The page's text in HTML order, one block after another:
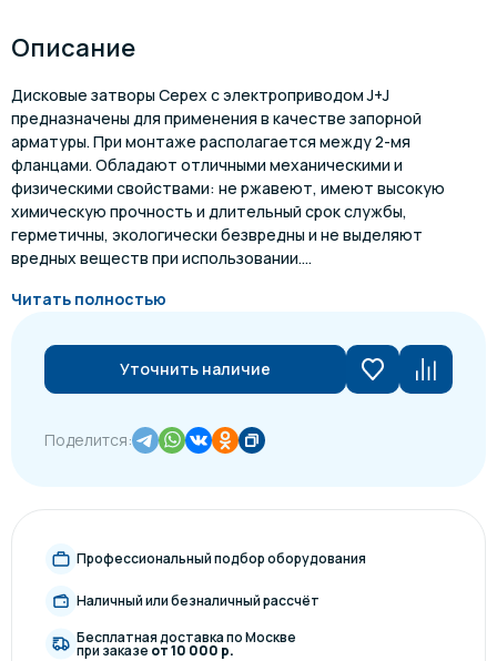
Описание
Дисковые затворы Cepex с электроприводом J+J
предназначены для применения в качестве запорной
арматуры. При монтаже располагается между 2-мя
фланцами. Обладают отличными механическими и
физическими свойствами: не ржавеют, имеют высокую
химическую прочность и длительный срок службы,
герметичны, экологически безвредны и не выделяют
вредных веществ при использовании....
Читать полностью
Уточнить наличие
Поделится:
Профессиональный подбор оборудования
Наличный или безналичный рассчёт
Бесплатная доставка по Москве
при заказе от 10 000 р.